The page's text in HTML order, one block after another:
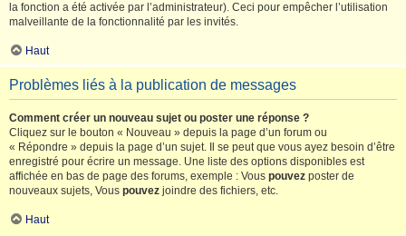
la fonction a été activée par l’administrateur). Ceci pour empêcher l’utilisation
malveillante de la fonctionnalité par les invités.
Haut
Problèmes liés à la publication de messages
Comment créer un nouveau sujet ou poster une réponse ?
Cliquez sur le bouton « Nouveau » depuis la page d’un forum ou
« Répondre » depuis la page d’un sujet. Il se peut que vous ayez besoin d’être
enregistré pour écrire un message. Une liste des options disponibles est
affichée en bas de page des forums, exemple : Vous pouvez poster de
nouveaux sujets, Vous pouvez joindre des fichiers, etc.
Haut